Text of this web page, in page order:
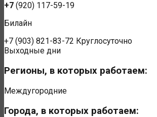
+7 (920) 117-59-19
Билайн
+7 (903) 821-83-72 Круглосуточно
Выходные дни
Регионы, в которых работаем:
Междугородние
Города, в которых работаем: